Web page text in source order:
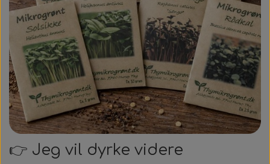
👉 Jeg vil dyrke videre